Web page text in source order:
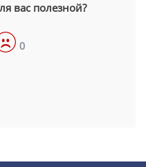
вас полезной?
0